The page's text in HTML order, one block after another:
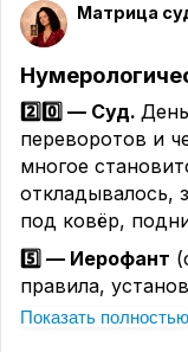
2️⃣0️⃣ — Суд.
переворотов и
многое
откладывалось,
под ковёр,
5️⃣ — Иерофант
правила,
привычное «так
Показать полностью